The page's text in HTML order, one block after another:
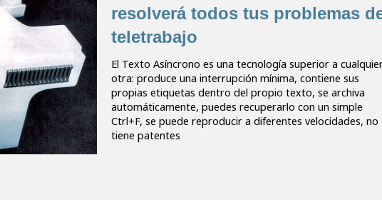
resolverá todos tus problemas
teletrabajo
El Texto Asíncrono es una tecnología superior a
otra: produce una interrupción mínima, contiene sus
propias etiquetas dentro del propio texto, se archiva
automáticamente, puedes recuperarlo con un simple
Ctrl+F, se puede reproducir a diferentes velocidades, no
tiene patentes